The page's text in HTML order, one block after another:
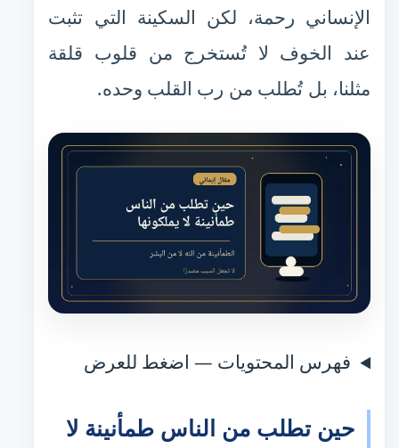
الإنساني رحمة، لكن السكينة التي تثبت
عند الخوف لا تُستخرج من قلوب قلقة
مثلنا، بل تُطلب من رب القلب وحده.
فهرس المحتويات — اضغط للعرض
حين تطلب من الناس طمأنينة لا